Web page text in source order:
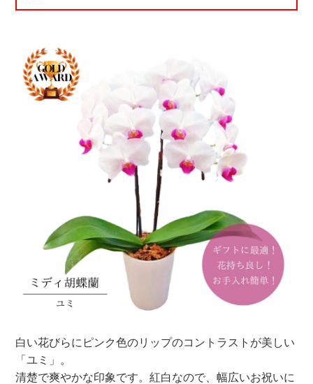
白い花びらにピンク色のリップのコントラストが美しい
「ユミ」。
清楚で爽やかな印象です。紅白なので、幅広いお祝いに